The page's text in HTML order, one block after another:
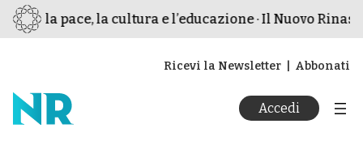
per la pace, la cultura e l’educazione · Il Nuovo
Ricevi la Newsletter Abbonati
Accedi